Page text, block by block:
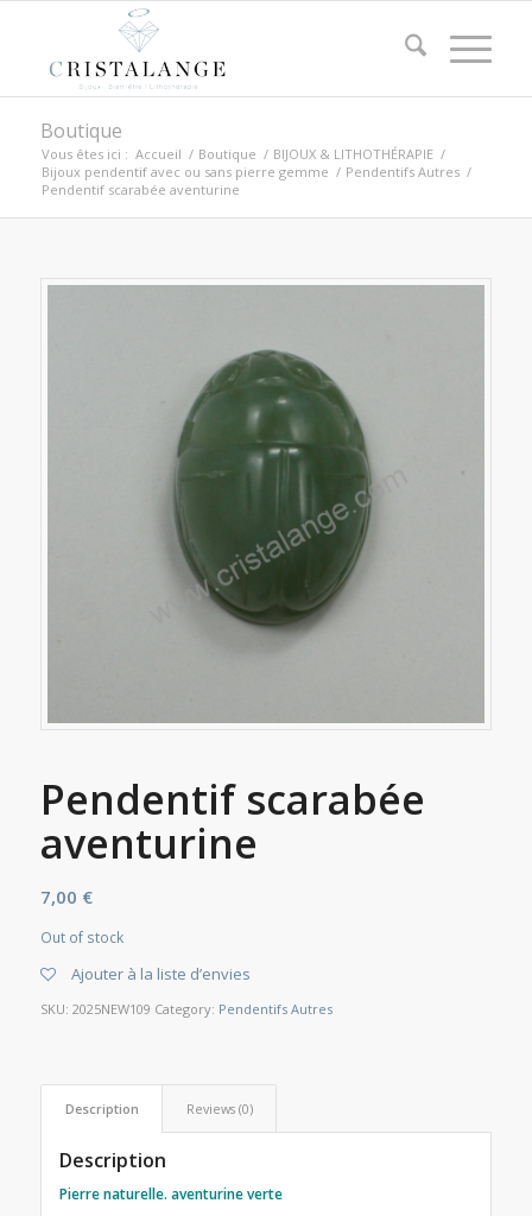
Boutique
Vous êtes ici : Accueil / Boutique / BIJOUX & LITHOTHÉRAPIE /
Bijoux pendentif avec ou sans pierre gemme / Pendentifs Autres /
Pendentif scarabée aventurine
Pendentif scarabée
aventurine
7,00 €
Out of stock
Ajouter à la liste d’envies
SKU: 2025NEW109 Category: Pendentifs Autres
Description Reviews (0)
Description
Pierre naturelle. aventurine verte